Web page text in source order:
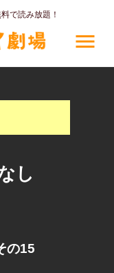
で読み放題！
menu
し
の15